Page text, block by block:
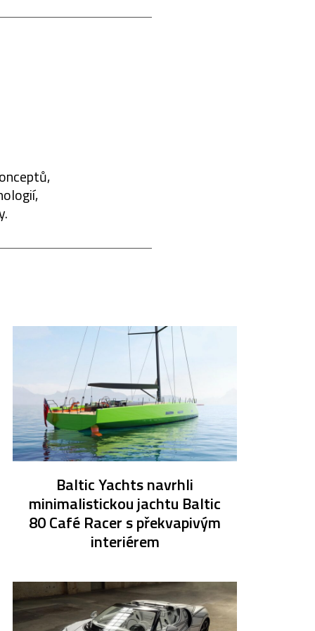
Baltic Yachts navrhli
minimalistickou jachtu Baltic
80 Café Racer s překvapivým
interiérem